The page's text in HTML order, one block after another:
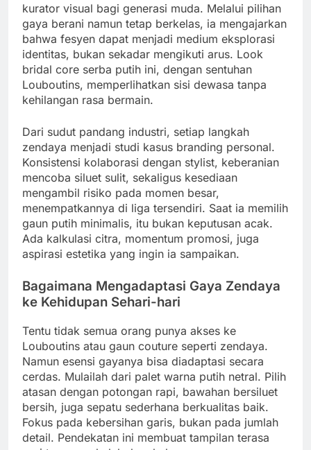
kurator visual bagi generasi muda. Melalui pilihan
gaya berani namun tetap berkelas, ia mengajarkan
bahwa fesyen dapat menjadi medium eksplorasi
identitas, bukan sekadar mengikuti arus. Look
bridal core serba putih ini, dengan sentuhan
Louboutins, memperlihatkan sisi dewasa tanpa
kehilangan rasa bermain.
Dari sudut pandang industri, setiap langkah
zendaya menjadi studi kasus branding personal.
Konsistensi kolaborasi dengan stylist, keberanian
mencoba siluet sulit, sekaligus kesediaan
mengambil risiko pada momen besar,
menempatkannya di liga tersendiri. Saat ia memilih
gaun putih minimalis, itu bukan keputusan acak.
Ada kalkulasi citra, momentum promosi, juga
aspirasi estetika yang ingin ia sampaikan.
Bagaimana Mengadaptasi Gaya Zendaya
ke Kehidupan Sehari-hari
Tentu tidak semua orang punya akses ke
Louboutins atau gaun couture seperti zendaya.
Namun esensi gayanya bisa diadaptasi secara
cerdas. Mulailah dari palet warna putih netral. Pilih
atasan dengan potongan rapi, bawahan bersiluet
bersih, juga sepatu sederhana berkualitas baik.
Fokus pada kebersihan garis, bukan pada jumlah
detail. Pendekatan ini membuat tampilan terasa